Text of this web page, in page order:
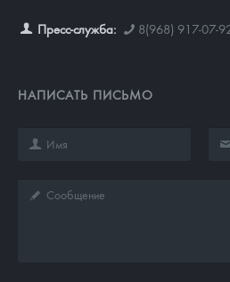
Пресс-служба: 8(968) 917-07-
НАПИСАТЬ ПИСЬМО